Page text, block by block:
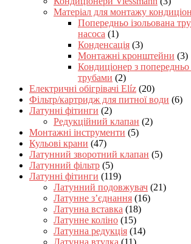
Матеріал для монтажу
Попередньо ізольована
насоса (1)
Конденсація (3)
Монтажні кронштейни (3)
Кондиціонер з попередньо
трубами (2)
Електричні обігрівачі Elíz (20)
Фільтр/картридж для питної води (6)
Латунні фітинги (2)
Редукційний клапан (2)
Монтажні інструменти (5)
Кульові крани (47)
Латунний зворотний клапан (5)
Латунний фільтр (5)
Латунні фітинги (119)
Латунний подовжувач (21)
Латунне з’єднання (16)
Латунна вставка (18)
Латунне коліно (15)
Латунна редукція (14)
Латунна втулка (11)